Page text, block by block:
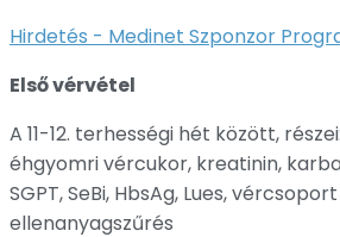
Hirdetés - Medinet Szponzor
Első vérvétel
A 11-12. terhességi hét között,
éhgyomri vércukor, kreatinin,
SGPT, SeBi, HbsAg, Lues,
ellenanyagszűrés